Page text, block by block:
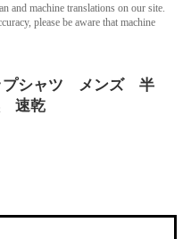
and machine translations on our site.
please be aware that machine
プシャツ メンズ 半
速乾